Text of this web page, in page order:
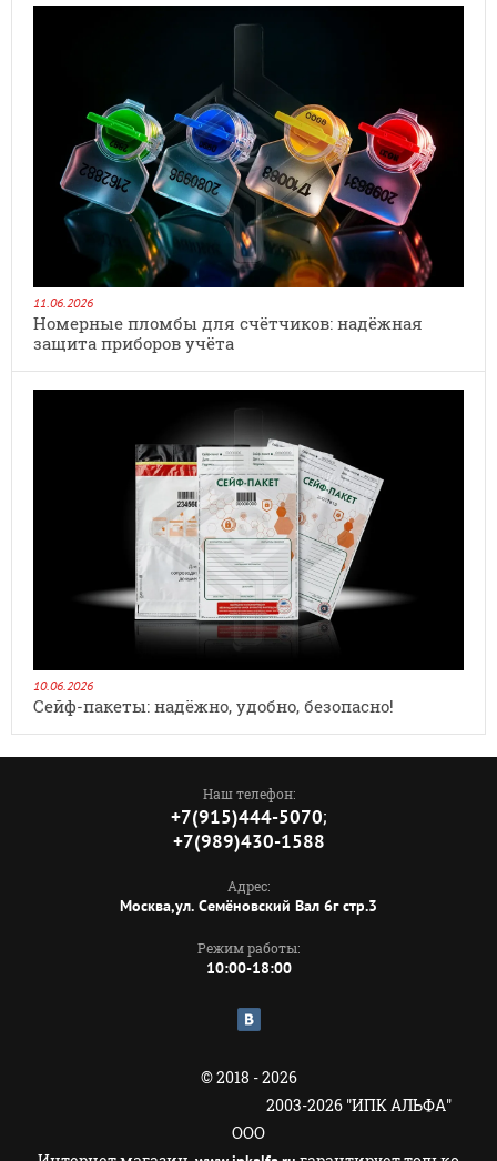
11.06.2026
Номерные пломбы для счётчиков: надёжная
защита приборов учёта
10.06.2026
Сейф‑пакеты: надёжно, удобно, безопасно!
Наш телефон:
+7(915)444-5070;
+7(989)430-1588
Адрес:
Москва,ул. Семёновский Вал 6г стр.3
Режим работы:
10:00-18:00
© 2018 - 2026
2003-2026 "ИПК АЛЬФА"
ООО